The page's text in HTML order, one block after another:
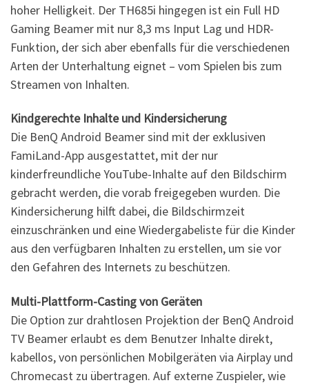
hoher Helligkeit. Der TH685i hingegen ist ein Full HD
Gaming Beamer mit nur 8,3 ms Input Lag und HDR-
Funktion, der sich aber ebenfalls für die verschiedenen
Arten der Unterhaltung eignet – vom Spielen bis zum
Streamen von Inhalten.
Kindgerechte Inhalte und Kindersicherung
Die BenQ Android Beamer sind mit der exklusiven
FamiLand-App ausgestattet, mit der nur
kinderfreundliche YouTube-Inhalte auf den Bildschirm
gebracht werden, die vorab freigegeben wurden. Die
Kindersicherung hilft dabei, die Bildschirmzeit
einzuschränken und eine Wiedergabeliste für die Kinder
aus den verfügbaren Inhalten zu erstellen, um sie vor
den Gefahren des Internets zu beschützen.
Multi-Plattform-Casting von Geräten
Die Option zur drahtlosen Projektion der BenQ Android
TV Beamer erlaubt es dem Benutzer Inhalte direkt,
kabellos, von persönlichen Mobilgeräten via Airplay und
Chromecast zu übertragen. Auf externe Zuspieler, wie